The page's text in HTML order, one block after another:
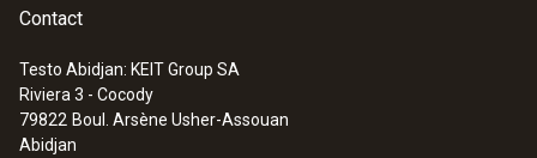
Contact
Testo Abidjan: KEIT Group SA
Riviera 3 - Cocody
79822 Boul. Arsène Usher-Assouan
Abidjan